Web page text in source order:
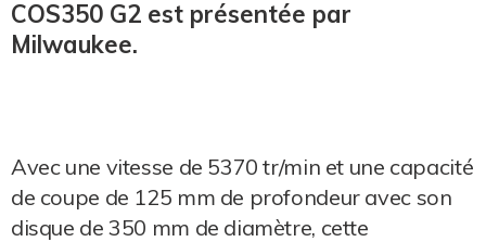
COS350 G2 est présentée par
Milwaukee.
Avec une vitesse de 5370 tr/min et une capacité
de coupe de 125 mm de profondeur avec son
disque de 350 mm de diamètre, cette